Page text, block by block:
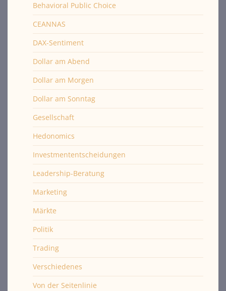
Behavioral Public Choice
CEANNAS
DAX-Sentiment
Dollar am Abend
Dollar am Morgen
Dollar am Sonntag
Gesellschaft
Hedonomics
Investmententscheidungen
Leadership-Beratung
Marketing
Märkte
Politik
Trading
Verschiedenes
Von der Seitenlinie